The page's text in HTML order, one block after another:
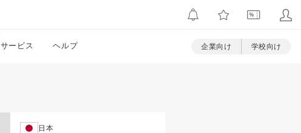
サービス ヘルプ 企業向け 学校向け
日本